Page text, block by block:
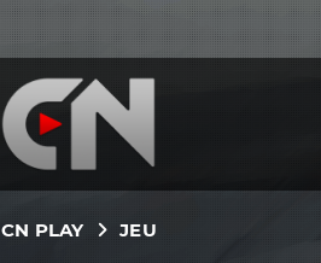
CN PLAY JEU